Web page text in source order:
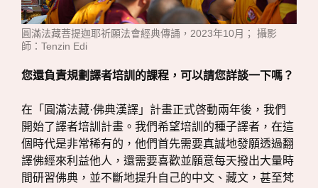
圓滿法藏菩提迦耶祈願法會經典傳誦，2023年10月； 攝影
師：Tenzin Edi
您還負責規劃譯者培訓的課程，可以請您詳談一下嗎？
在「圓滿法藏·佛典漢譯」計畫正式啓動兩年後，我們
開始了譯者培訓計畫。我們希望培訓的種子譯者，在這
個時代是非常稀有的，他們首先需要真誠地發願透過翻
譯佛經來利益他人，還需要喜歡並願意每天撥出大量時
間研習佛典，並不斷地提升自己的中文、藏文，甚至梵